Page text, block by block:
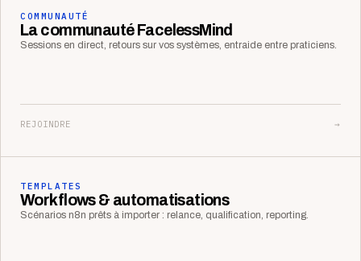
COMMUNAUTÉ
La communauté FacelessMind
Sessions en direct, retours sur vos systèmes, entraide entre praticiens.
REJOINDRE →
TEMPLATES
Workflows & automatisations
Scénarios n8n prêts à importer : relance, qualification, reporting.